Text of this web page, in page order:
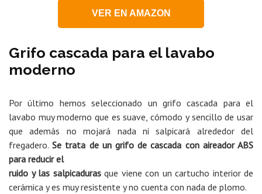
VER EN AMAZON
Grifo cascada para el lavabo
moderno
Por último hemos seleccionado un grifo cascada para el
lavabo muy moderno que es suave, cómodo y sencillo de usar
que además no mojará nada ni salpicará alrededor del
fregadero.Se trata de un grifo de cascada con aireador ABS
para reducir el
ruido y las salpicadurasque viene con un cartucho interior de
cerámica y es muy resistente y no cuenta con nada de plomo.